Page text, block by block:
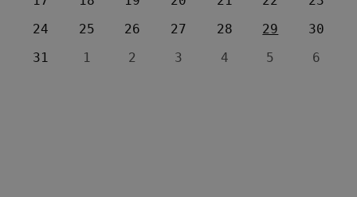
24
25 26 27 28 29
30
31
1 2 3 4 5 6